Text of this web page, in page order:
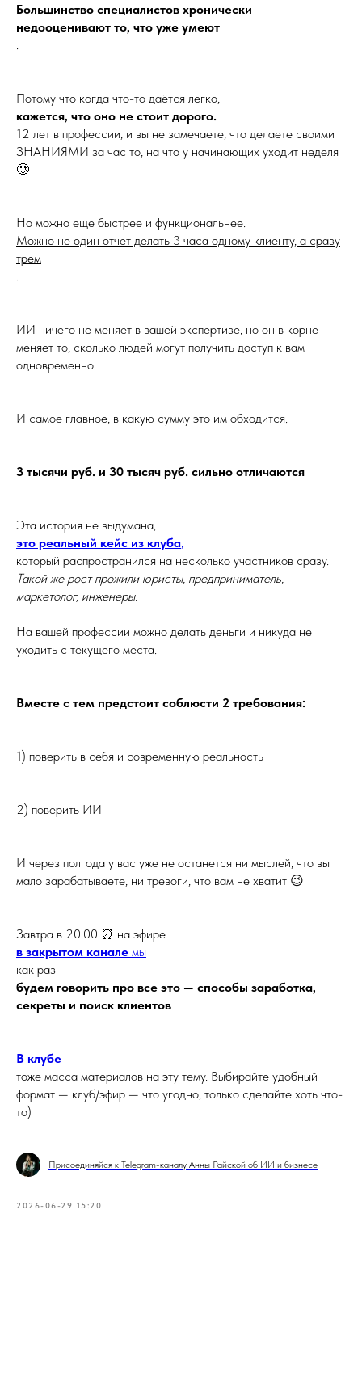
Большинство специалистов хронически
недооценивают то, что уже умеют
Потому что когда что-то даётся легко,
кажется, что оно не стоит дорого.
12 лет в профессии, и вы не замечаете, что делаете своими
ЗНАНИЯМИ за час то, на что у начинающих уходит неделя
🥲
Но можно еще быстрее и функциональнее.
Можно не один отчет делать 3 часа одному клиенту, а сразу
трем
ИИ ничего не меняет в вашей экспертизе, но он в корне
меняет то, сколько людей могут получить доступ к вам
одновременно.
И самое главное, в какую сумму это им обходится.
3 тысячи руб. и 30 тысяч руб. сильно отличаются
Эта история не выдумана,
это реальный кейс из клуба
который распространился на несколько участников сразу.
Такой же рост прожили юристы, предприниматель,
маркетолог, инженеры.
На вашей профессии можно делать деньги и никуда не
уходить с текущего места.
Вместе с тем предстоит соблюсти 2 требования:
1) поверить в себя и современную реальность
2) поверить ИИ
И через полгода у вас уже не останется ни мыслей, что вы
мало зарабатываете, ни тревоги, что вам не хватит 😉
Завтра в 20:00 ⏰ на эфире
в закрытом канале мы
как раз
будем говорить про все это — способы заработка,
секреты и поиск клиентов
В клубе
тоже масса материалов на эту тему. Выбирайте удобный
формат — клуб/эфир — что угодно, только сделайте хоть что-
то)
Присоединяйся к Telegram-каналу Анны Райской об ИИ и бизнесе
2026-06-29 15:20